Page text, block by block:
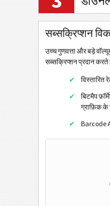
क्यूआर
डाटा
एज़्टेक
फोन
ट्विटर
ट्विटर
फेसबुक
सब्सक्रिप्शन
उच्च गुणवत्ता और बड़े
सब्सक्रिप्शन प्रदान करते
विस्तारित
बिटमैप
ग्राफ़िक के
Barcode